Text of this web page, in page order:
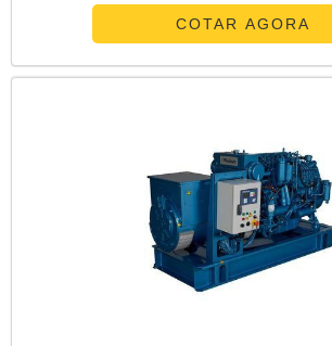
meio de excitratriz independente ao
sem utilização de anéis e escovas.
regulador em baixa frequência
COTAR AGORA